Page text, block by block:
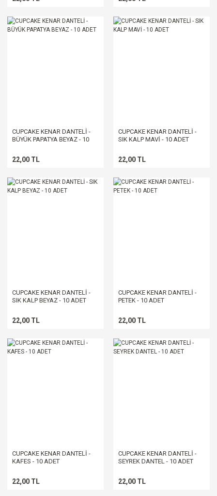
CUPCAKE KENAR DANTELİ -
BÜYÜK PAPATYA BEYAZ - 10
22,00 TL
CUPCAKE KENAR DANTELİ -
SIK KALP MAVİ - 10 ADET
22,00 TL
CUPCAKE KENAR DANTELİ -
SIK KALP BEYAZ - 10 ADET
22,00 TL
CUPCAKE KENAR DANTELİ -
PETEK - 10 ADET
22,00 TL
CUPCAKE KENAR DANTELİ -
KAFES - 10 ADET
22,00 TL
CUPCAKE KENAR DANTELİ -
SEYREK DANTEL - 10 ADET
22,00 TL